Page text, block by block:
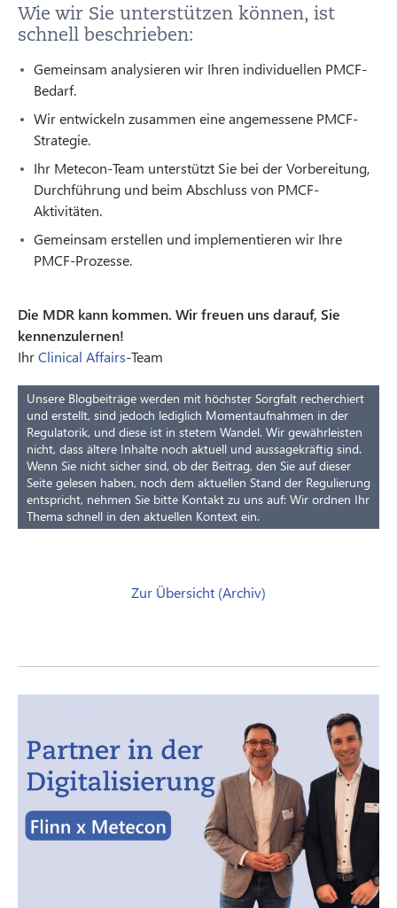
Wie wir Sie unterstützen können, ist
schnell beschrieben:
Gemeinsam analysieren wir Ihren individuellen PMCF-
Bedarf.
Wir entwickeln zusammen eine angemessene PMCF-
Strategie.
Ihr Metecon-Team unterstützt Sie bei der Vorbereitung,
Durchführung und beim Abschluss von PMCF-
Aktivitäten.
Gemeinsam erstellen und implementieren wir Ihre
PMCF-Prozesse.
Die MDR kann kommen. Wir freuen uns darauf, Sie
kennenzulernen!
IhrClinical Affairs-Team
Unsere Blogbeiträge werden mit höchster Sorgfalt recherchiert
und erstellt, sind jedoch lediglich Momentaufnahmen in der
Regulatorik, und diese ist in stetem Wandel. Wir gewährleisten
nicht, dass ältere Inhalte noch aktuell und aussagekräftig sind.
Wenn Sie nicht sicher sind, ob der Beitrag, den Sie auf dieser
Seite gelesen haben, noch dem aktuellen Stand der Regulierung
entspricht, nehmen Sie bitte Kontakt zu uns auf: Wir ordnen Ihr
Thema schnell in den aktuellen Kontext ein.
Zur Übersicht (Archiv)